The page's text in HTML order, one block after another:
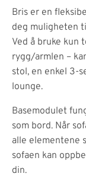
Bris er en
deg muligheten
Ved å bruke kun
rygg/armlen –
stol, en enkel 3-
lounge.
Basemodulet
som bord. Når
alle elementene
sofaen kan
din.